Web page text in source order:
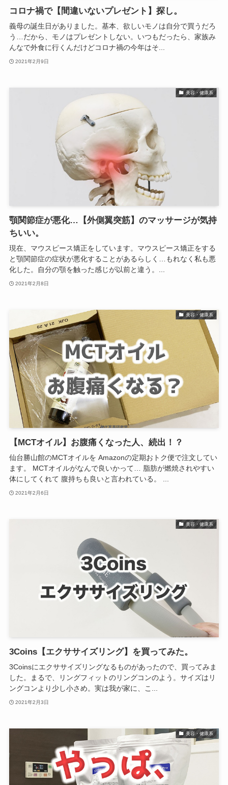
コロナ禍で【間違いないプレゼント】探し。
義母の誕生日がありました。基本、欲しいモノは自分で買うだろ
う…だから、モノはプレゼントしない。いつもだったら、家族み
んなで外食に行くんだけどコロナ禍の今年はそ...
2021年2月9日
美容・健康系
顎関節症が悪化…【外側翼突筋】のマッサージが気持
ちいい。
現在、マウスピース矯正をしています。マウスピース矯正をする
と顎関節症の症状が悪化することがあるらしく…もれなく私も悪
化した。自分の顎を触った感じが以前と違う。...
2021年2月8日
美容・健康系
【MCTオイル】お腹痛くなった人、続出！？
仙台勝山館のMCTオイルを Amazonの定期おトク便で注文してい
ます。 MCTオイルがなんで良いかって… 脂肪が燃焼されやすい
体にしてくれて 腹持ちも良いと言われている。 ...
2021年2月6日
美容・健康系
3Coins【エクササイズリング】を買ってみた。
3Coinsにエクササイズリングなるものがあったので、買ってみま
した。まるで、リングフィットのリングコンのよう。サイズはリ
ングコンより少し小さめ。実は我が家に、こ...
2021年2月3日
美容・健康系